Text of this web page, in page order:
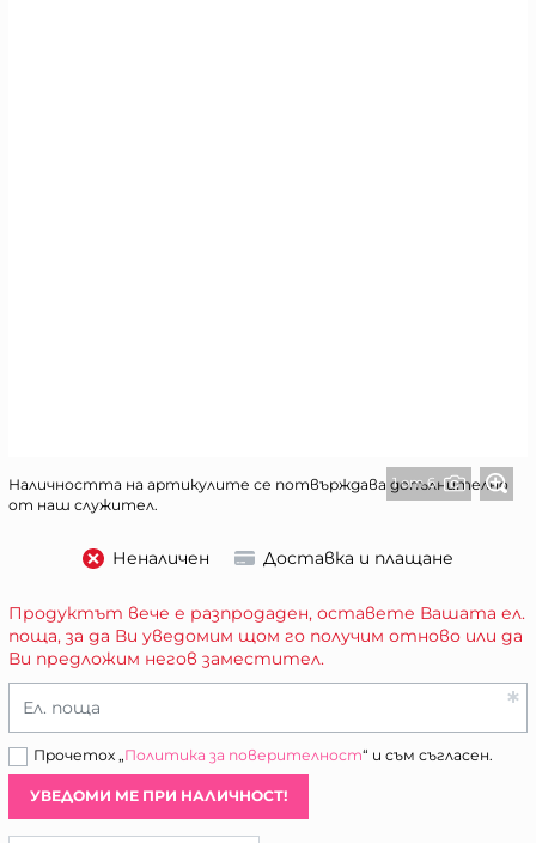
1 от 6
Наличността на артикулите се потвърждава допълнително
от наш служител.
Неналичен Доставка и плащане
Продуктът вече е разпродаден, оставете Вашата ел.
поща, за да Ви уведомим щом го получим отново или да
Ви предложим негов заместител.
Ел. поща
Прочетох „Политика за поверителност“ и съм съгласен.
УВЕДОМИ МЕ ПРИ НАЛИЧНОСТ!